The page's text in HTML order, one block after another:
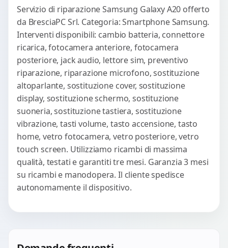
Servizio di riparazione Samsung Galaxy A20 offerto
da BresciaPC Srl. Categoria: Smartphone Samsung.
Interventi disponibili: cambio batteria, connettore
ricarica, fotocamera anteriore, fotocamera
posteriore, jack audio, lettore sim, preventivo
riparazione, riparazione microfono, sostituzione
altoparlante, sostituzione cover, sostituzione
display, sostituzione schermo, sostituzione
suoneria, sostituzione tastiera, sostituzione
vibrazione, tasti volume, tasto accensione, tasto
home, vetro fotocamera, vetro posteriore, vetro
touch screen. Utilizziamo ricambi di massima
qualità, testati e garantiti tre mesi. Garanzia 3 mesi
su ricambi e manodopera. Il cliente spedisce
autonomamente il dispositivo.